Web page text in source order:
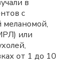
в
с
меланомой,
или
от 1 до 10